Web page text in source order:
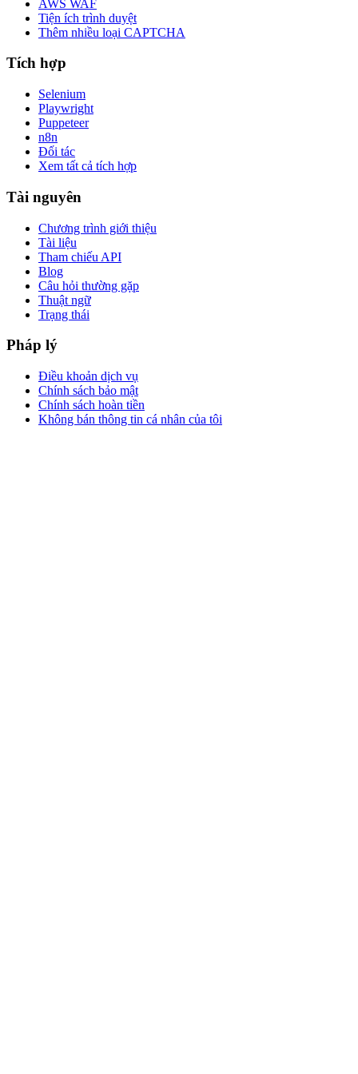
AWS WAF
Tiện ích trình duyệt
Thêm nhiều loại CAPTCHA
Tích hợp
Selenium
Playwright
Puppeteer
n8n
Đối tác
Xem tất cả tích hợp
Tài nguyên
Chương trình giới thiệu
Tài liệu
Tham chiếu API
Blog
Câu hỏi thường gặp
Thuật ngữ
Trạng thái
Pháp lý
Điều khoản dịch vụ
Chính sách bảo mật
Chính sách hoàn tiền
Không bán thông tin cá nhân của tôi